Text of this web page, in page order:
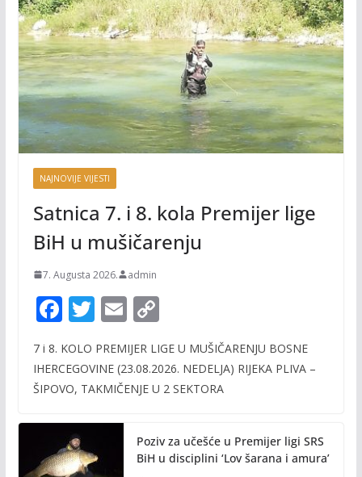
NAJNOVIJE VIJESTI
Satnica 7. i 8. kola Premijer lige
BiH u mušičarenju
7. Augusta 2026. admin
F
e
b
o
k
T
itt
er
E
ai
l
C
p
y
n
k
7 i 8. KOLO PREMIJER LIGE U MUŠIČARENJU BOSNE
IHERCEGOVINE (23.08.2026. NEDELJA) RIJEKA PLIVA –
ŠIPOVO, TAKMIČENJE U 2 SEKTORA
Poziv za učešće u Premijer ligi SRS
BiH u disciplini ‘Lov šarana i amura’